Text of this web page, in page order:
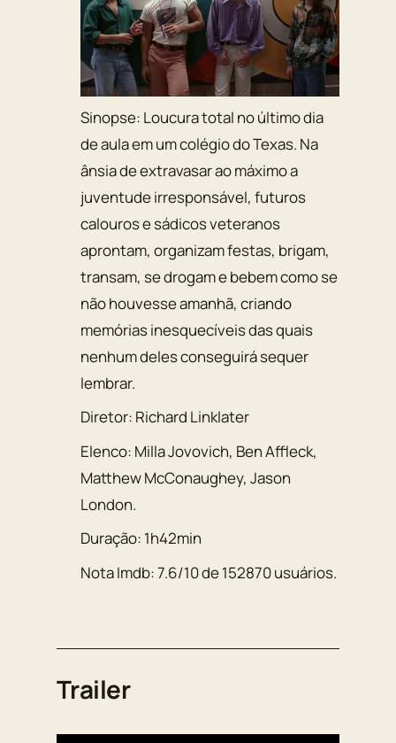
Sinopse: Loucura total no último dia
de aula em um colégio do Texas. Na
ânsia de extravasar ao máximo a
juventude irresponsável, futuros
calouros e sádicos veteranos
aprontam, organizam festas, brigam,
transam, se drogam e bebem como se
não houvesse amanhã, criando
memórias inesquecíveis das quais
nenhum deles conseguirá sequer
lembrar.
Diretor: Richard Linklater
Elenco: Milla Jovovich, Ben Affleck,
Matthew McConaughey,Jason
London.
Duração: 1h42min
Nota Imdb:7.6/10de152870usuários.
Trailer